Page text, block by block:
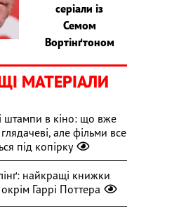
серіали із
Семом
Вортінґтоном
МАТЕРІАЛИ
штампи в кіно: що вже
але фільми все
під копірку
найкращі книжки
Гаррі Поттера